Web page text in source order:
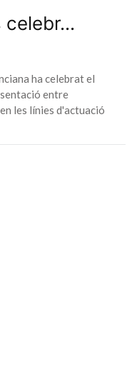
celebr...
ha celebrat el
entre
les línies d'actuació